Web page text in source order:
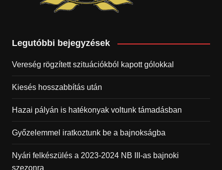
Legutóbbi bejegyzések
Vereség rögzített szituációkból kapott gólokkal
Kiesés hosszabbítás után
Hazai pályán is hatékonyak voltunk támadásban
Győzelemmel iratkoztunk be a bajnokságba
Nyári felkészülés a 2023-2024 NB III-as bajnoki
szezonra